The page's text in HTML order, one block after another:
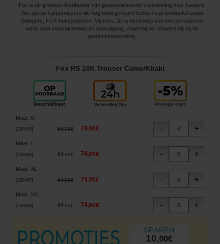
Fox is de grootste distributeur van gespecialiseerde visuitrusting voor karpers.
Wie zijn de karpervissers die nog nooit gehoord hebben van producten zoals
Swingers, FOX-boxsystemen, Microns. Dit is het bewijs van een permanente
wens voor innovatiebeleid en vooruitgang, zowel bij het ontwerp als bij de
productontwikkeling.
Fox RS 10K Trouser Camo/Khaki
Maat: M
268485] 84,90€ 74,90€
Maat:
268486] 84,90€ 74,90€
Maat: XL
268487] 84,90€ 74,90€
Maat: XXL
268488 ] 84,90€ 74,90€
10,00€